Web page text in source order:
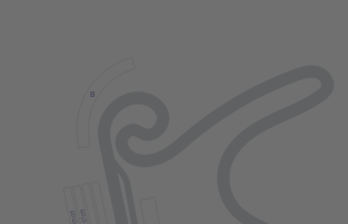
B
GOLD
GOLD+